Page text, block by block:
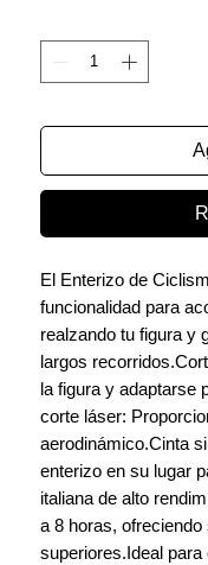
El Enterizo de
funcionalidad para
realzando tu figura y
largos
la figura y adaptarse
corte láser:
aerodinámico.Cinta
enterizo en su lugar
italiana de alto
a 8 horas,
superiores.Ideal